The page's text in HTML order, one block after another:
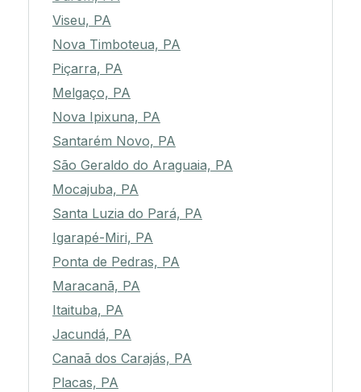
Viseu, PA
Nova Timboteua, PA
Piçarra, PA
Melgaço, PA
Nova Ipixuna, PA
Santarém Novo, PA
São Geraldo do Araguaia, PA
Mocajuba, PA
Santa Luzia do Pará, PA
Igarapé-Miri, PA
Ponta de Pedras, PA
Maracanã, PA
Itaituba, PA
Jacundá, PA
Canaã dos Carajás, PA
Placas, PA